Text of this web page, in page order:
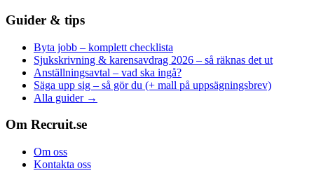
Guider & tips
Byta jobb – komplett checklista
Sjukskrivning & karensavdrag 2026 – så räknas det ut
Anställningsavtal – vad ska ingå?
Säga upp sig – så gör du (+ mall på uppsägningsbrev)
Alla guider →
Om Recruit.se
Om oss
Kontakta oss